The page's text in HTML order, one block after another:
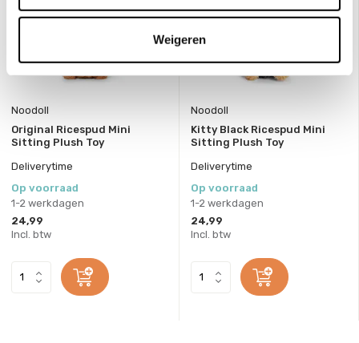
Weigeren
Noodoll
Original Ricespud Mini
Sitting Plush Toy
Deliverytime
Op voorraad
1-2 werkdagen
24,99
Incl. btw
Noodoll
Kitty Black Ricespud Mini
Sitting Plush Toy
Deliverytime
Op voorraad
1-2 werkdagen
24,99
Incl. btw